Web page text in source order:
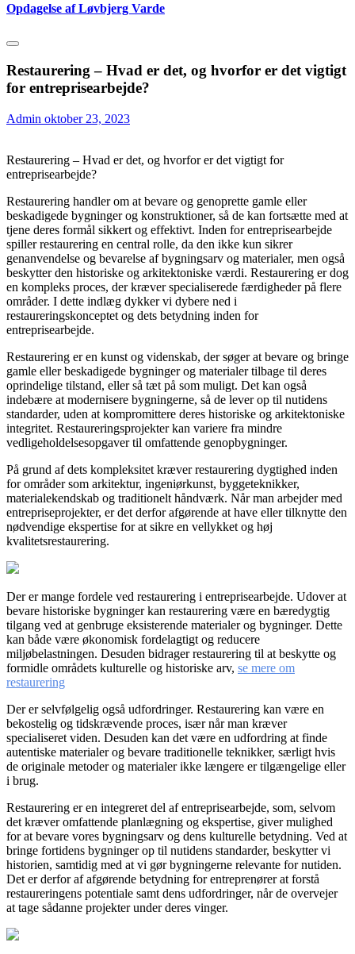
Opdagelse af Løvbjerg Varde
Restaurering – Hvad er det, og hvorfor er det vigtigt
for entreprisearbejde?
Admin oktober 23, 2023
Restaurering – Hvad er det, og hvorfor er det vigtigt for
entreprisearbejde?
Restaurering handler om at bevare og genoprette gamle eller
beskadigede bygninger og konstruktioner, så de kan fortsætte med at
tjene deres formål sikkert og effektivt. Inden for entreprisearbejde
spiller restaurering en central rolle, da den ikke kun sikrer
genanvendelse og bevarelse af bygningsarv og materialer, men også
beskytter den historiske og arkitektoniske værdi. Restaurering er dog
en kompleks proces, der kræver specialiserede færdigheder på flere
områder. I dette indlæg dykker vi dybere ned i
restaureringskonceptet og dets betydning inden for
entreprisearbejde.
Restaurering er en kunst og videnskab, der søger at bevare og bringe
gamle eller beskadigede bygninger og materialer tilbage til deres
oprindelige tilstand, eller så tæt på som muligt. Det kan også
indebære at modernisere bygningerne, så de lever op til nutidens
standarder, uden at kompromittere deres historiske og arkitektoniske
integritet. Restaureringsprojekter kan variere fra mindre
vedligeholdelsesopgaver til omfattende genopbygninger.
På grund af dets kompleksitet kræver restaurering dygtighed inden
for områder som arkitektur, ingeniørkunst, byggeteknikker,
materialekendskab og traditionelt håndværk. Når man arbejder med
entrepriseprojekter, er det derfor afgørende at have eller tilknytte den
nødvendige ekspertise for at sikre en vellykket og høj
kvalitetsrestaurering.
Der er mange fordele ved restaurering i entreprisearbejde. Udover at
bevare historiske bygninger kan restaurering være en bæredygtig
tilgang ved at genbruge eksisterende materialer og bygninger. Dette
kan både være økonomisk fordelagtigt og reducere
miljøbelastningen. Desuden bidrager restaurering til at beskytte og
formidle områdets kulturelle og historiske arv, se mere om
restaurering
Der er selvfølgelig også udfordringer. Restaurering kan være en
bekostelig og tidskrævende proces, især når man kræver
specialiseret viden. Desuden kan det være en udfordring at finde
autentiske materialer og bevare traditionelle teknikker, særligt hvis
de originale metoder og materialer ikke længere er tilgængelige eller
i brug.
Restaurering er en integreret del af entreprisearbejde, som, selvom
det kræver omfattende planlægning og ekspertise, giver mulighed
for at bevare vores bygningsarv og dens kulturelle betydning. Ved at
bringe fortidens bygninger op til nutidens standarder, beskytter vi
historien, samtidig med at vi gør bygningerne relevante for nutiden.
Det er derfor af afgørende betydning for entreprenører at forstå
restaureringens potentiale samt dens udfordringer, når de overvejer
at tage sådanne projekter under deres vinger.